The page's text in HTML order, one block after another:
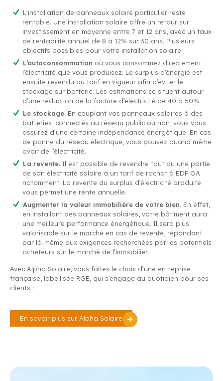
L'installation de panneaux solaire particulier reste
rentable. Une installation solaire offre un retour sur
investissement en moyenne entre 7 et 12 ans, avec un taux
de rentabilité annuel de 8 à 12% sur 30 ans. Plusieurs
objectifs possibles pour votre installation solaire :
L’autoconsommation où vous consommez directement
l’électricité que vous produisez. Le surplus d’énergie est
ensuite revendu au tarif en vigueur afin d’éviter le
stockage sur batterie. Les estimations se situent autour
d’une réduction de la facture d’électricité de 40 à 50%.
Le stockage. En couplant vos panneaux solaires à des
batteries, connectés au réseau public ou non, vous vous
assurez d’une certaine indépendance énergétique. En cas
de panne du réseau électrique, vous pouvez quand même
avoir de l’électricité.
La revente. Il est possible de revendre tout ou une partie
de son électricité solaire à un tarif de rachat à EDF OA
notamment. La revente du surplus d’électricité produite
vous permet une rente annuelle.
Augmenter la valeur immobilière de votre bien. En effet,
en installant des panneaux solaires, votre bâtiment aura
une meilleure performance énergétique. Il sera plus
valorisable sur le marché en cas de revente, répondant
par là-même aux exigences recherchées par les potentiels
acheteurs sur le marché de l’immobilier.
Avec Alpha Solaire, vous faites le choix d’une entreprise
française, labellisée RGE, qui s’engage au quotidien pour ses
clients !
En savoir plus sur Alpha Solaire